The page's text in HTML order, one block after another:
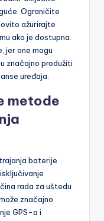
Ograničite
ažurirajte
ako je dostupna.
jer one mogu
značajno produžiti
uređaja.
metode
baterije
rada za uštedu
značajno
GPS-a i